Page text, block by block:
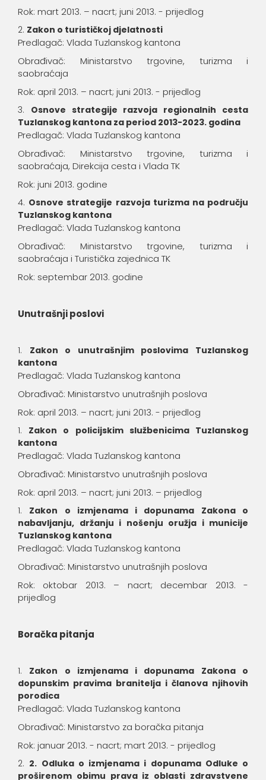
Rok: mart 2013. – nacrt; juni 2013. - prijedlog
Zakon o turističkoj djelatnosti
Predlagač: Vlada Tuzlanskog kantona
Obrađivač: Ministarstvo trgovine, turizma i
saobraćaja
Rok: april 2013. – nacrt; juni 2013. - prijedlog
Osnove strategije razvoja regionalnih cesta
Tuzlanskog kantona za period 2013-2023. godina
Predlagač: Vlada Tuzlanskog kantona
Obrađivač: Ministarstvo trgovine, turizma i
saobraćaja, Direkcija cesta i Vlada TK
Rok: juni 2013. godine
Osnove strategije razvoja turizma na području
Tuzlanskog kantona
Predlagač: Vlada Tuzlanskog kantona
Obrađivač: Ministarstvo trgovine, turizma i
saobraćaja i Turistička zajednica TK
Rok: septembar 2013. godine
Unutrašnji poslovi
Zakon o unutrašnjim poslovima Tuzlanskog
kantona
Predlagač: Vlada Tuzlanskog kantona
Obrađivač: Ministarstvo unutrašnjih poslova
Rok: april 2013. – nacrt; juni 2013. - prijedlog
Zakon o policijskim službenicima Tuzlanskog
kantona
Predlagač: Vlada Tuzlanskog kantona
Obrađivač: Ministarstvo unutrašnjih poslova
Rok: april 2013. – nacrt; juni 2013. – prijedlog
Zakon o izmjenama i dopunama Zakona o
nabavljanju, držanju i nošenju oružja i municije
Tuzlanskog kantona
Predlagač: Vlada Tuzlanskog kantona
Obrađivač: Ministarstvo unutrašnjih poslova
Rok: oktobar 2013. – nacrt; decembar 2013. -
prijedlog
Boračka pitanja
Zakon o izmjenama i dopunama Zakona o
dopunskim pravima branitelja i članova njihovih
porodica
Predlagač: Vlada Tuzlanskog kantona
Obrađivač: Ministarstvo za boračka pitanja
Rok: januar 2013. - nacrt; mart 2013. - prijedlog
2. Odluka o izmjenama i dopunamaOdluke o
proširenom obimu prava iz oblasti zdravstvene